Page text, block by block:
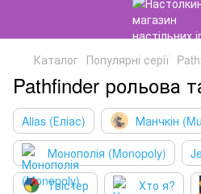
Каталог Популярні серії
Pathfinder рольова
Alias (Еліас) Манчкін
Монополія (Monopoly)
Твістер
Хто я?